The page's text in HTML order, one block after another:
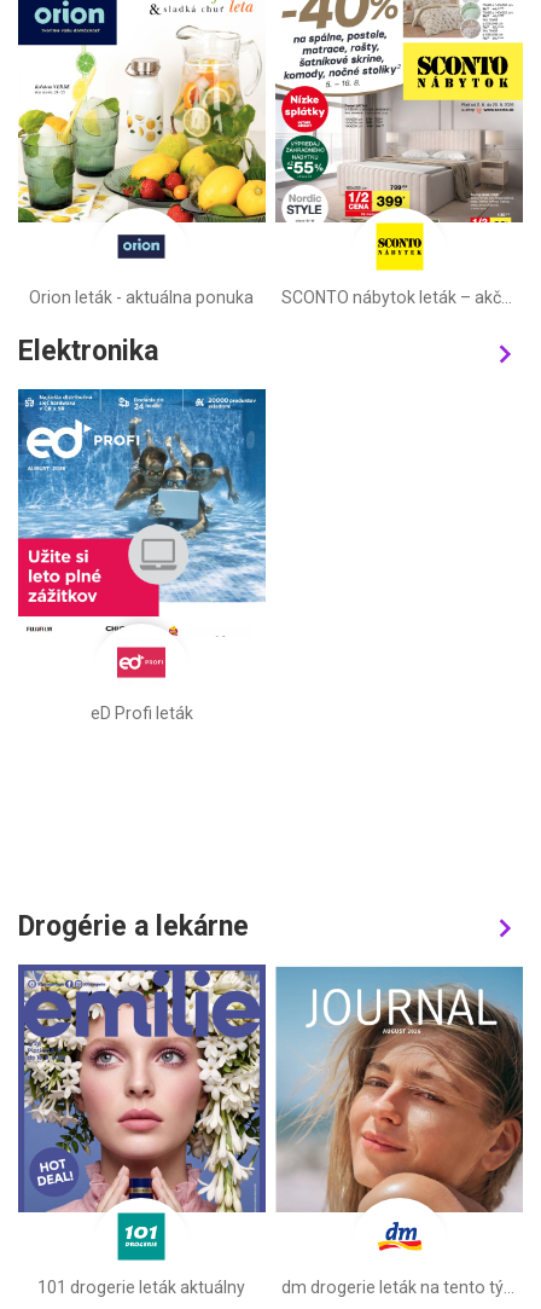
Orion leták - aktuálna ponuka
Elektronika
eD Profi leták
Drogérie a lekárne
101 drogerie leták aktuálny